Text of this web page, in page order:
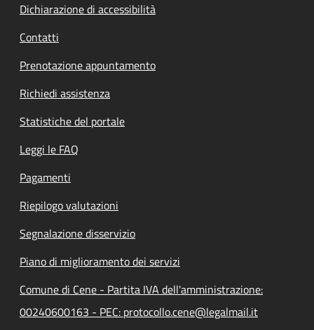
Dichiarazione di accessibilità
Contatti
Prenotazione appuntamento
Richiedi assistenza
Statistiche del portale
Leggi le FAQ
Pagamenti
Riepilogo valutazioni
Segnalazione disservizio
Piano di miglioramento dei servizi
Comune di Cene - Partita IVA dell'amministrazione:
00240600163 - PEC: protocollo.cene@legalmail.it